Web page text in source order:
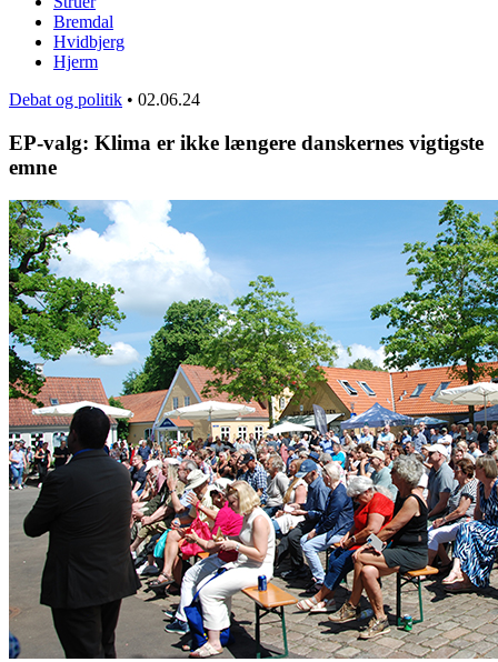
Bremdal
Hvidbjerg
Hjerm
Debat og politik • 02.06.24
EP-valg: Klima er ikke længere danskernes vigtigste
emne